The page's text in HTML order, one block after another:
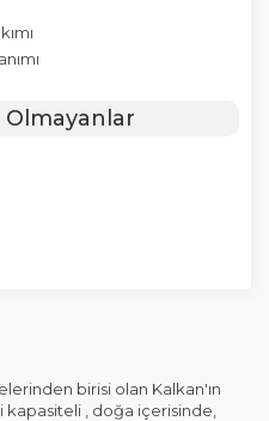
Olmayanlar
birisi olan Kalkan'ın
, doğa içerisinde,